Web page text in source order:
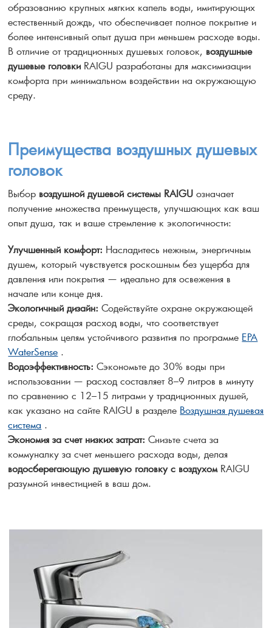
образованию крупных мягких капель воды, имитирующих
естественный дождь, что обеспечивает полное покрытие и
более интенсивный опыт душа при меньшем расходе воды.
В отличие от традиционных душевых головок, воздушные
душевые головки RAIGU разработаны для максимизации
комфорта при минимальном воздействии на окружающую
среду.
Преимущества воздушных душевых
головок
Выбор воздушной душевой системы RAIGU означает
получение множества преимуществ, улучшающих как ваш
опыт душа, так и ваше стремление к экологичности:
Улучшенный комфорт: Насладитесь нежным, энергичным
душем, который чувствуется роскошным без ущерба для
давления или покрытия — идеально для освежения в
начале или конце дня.
Экологичный дизайн: Содействуйте охране окружающей
среды, сокращая расход воды, что соответствует
глобальным целям устойчивого развития по программе EPA
WaterSense .
Водоэффективность: Сэкономьте до 30% воды при
использовании — расход составляет 8–9 литров в минуту
по сравнению с 12–15 литрами у традиционных душей,
как указано на сайте RAIGU в разделе Воздушная душевая
система .
Экономия за счет низких затрат: Снизьте счета за
коммуналку за счет меньшего расхода воды, делая
водосберегающую душевую головку с воздухомRAIGU
разумной инвестицией в ваш дом.